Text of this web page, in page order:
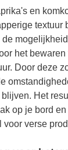
en
textuur
het
Door deze
Het
op je bord
verse